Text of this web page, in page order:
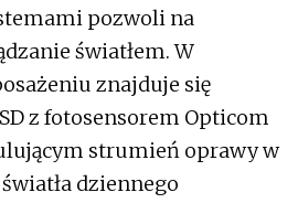
pozwoli na
światłem. W
znajduje się
z fotosensorem Opticom
strumień oprawy w
dziennego